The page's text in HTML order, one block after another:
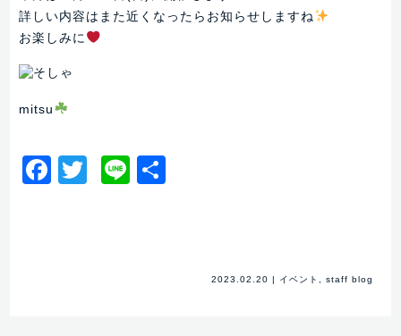
詳しい内容はまた近くなったらお知らせしますね
お楽しみに
mitsu
Facebook
Twitter
Line
2023.02.20 | イベント staff blog